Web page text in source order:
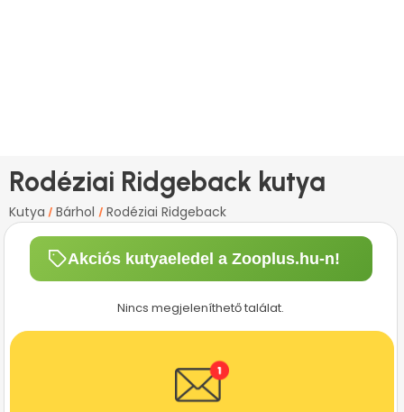
Rodéziai Ridgeback kutya
Kutya / Bárhol / Rodéziai Ridgeback
Akciós kutyaeledel a Zooplus.hu-n!
Nincs megjeleníthető találat.